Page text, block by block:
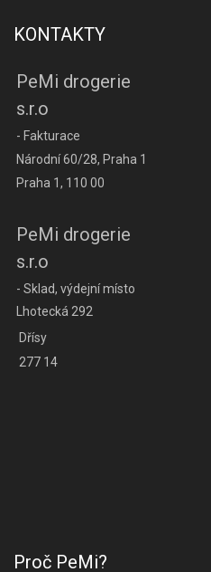
KONTAKTY
PeMi drogerie
s.r.o
- Fakturace
Národní 60/28, Praha 1
Praha 1, 110 00
PeMi drogerie
s.r.o
- Sklad, výdejní místo
Lhotecká 292
Dřísy
277 14
Proč PeMi?